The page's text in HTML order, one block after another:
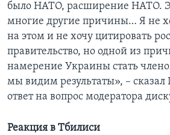
было НАТО, расширение НАТО.
многие другие причины… Я не
на этом и не хочу цитировать
правительство, но одной из
намерение Украины стать
мы видим результаты», –
ответ на вопрос модератора
Реакция в Тбилиси